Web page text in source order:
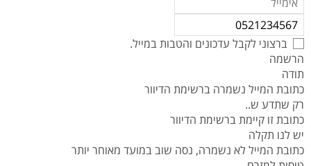
ברצוני לקבל עדכונים והטבות במייל.
הרשמה
תודה
כתובת המייל נשמרה ברשימת הדיוור
רק שתדע ש..
כתובת זו קיימת ברשימת הדיוור
יש לנו תקלה
כתובת המייל לא נשמרה, נסה שוב במועד מאוחר יותר